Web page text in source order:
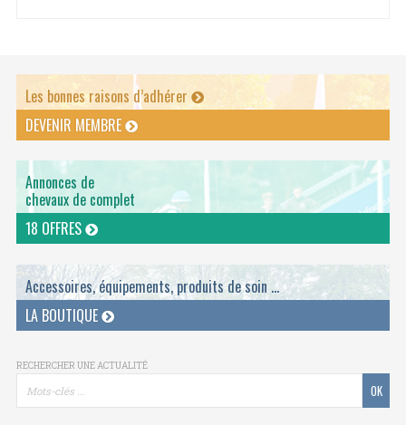
Les bonnes raisons d’adhérer
DEVENIR MEMBRE
Annonces de
chevaux de complet
18 OFFRES
Accessoires, équipements, produits de soin ...
LA BOUTIQUE
RECHERCHER UNE ACTUALITÉ